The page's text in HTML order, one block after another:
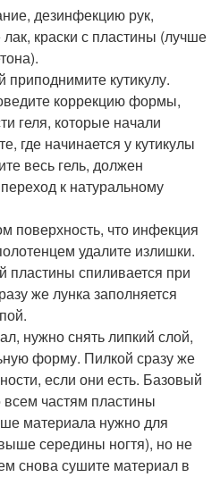
дезинфекцию рук,
краски с пластины (лучше
кутикулу.
коррекцию формы,
геля, которые начали
где начинается у кутикулы
весь гель, должен
к натуральному
поверхность, что инфекция
удалите излишки.
пластины спиливается при
же лунка заполняется
нужно снять липкий слой,
форму. Пилкой сразу же
если они есть. Базовый
всем частям пластины
материала нужно для
середины ногтя), но не
снова сушите материал в